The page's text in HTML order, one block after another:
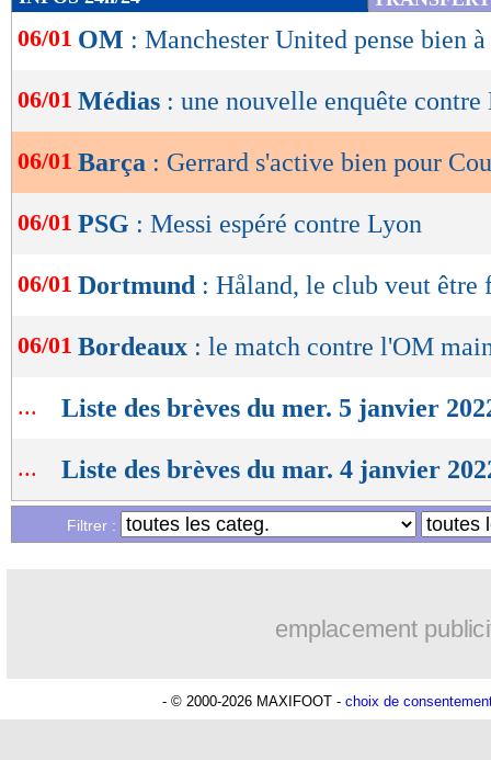
de
lecture
OK
06/01 OM : Manchester United pense bien
06/01 Médias : une nouvelle enquête contre
06/01 Barça : Gerrard s'active bien pour
06/01 PSG : Messi espéré contre Lyon
06/01 Dortmund : Håland, le club veut être
06/01 Bordeaux : le match contre l'OM
... Liste des brèves du mer. 5 janvier
... Liste des brèves du mar. 4 janvier
Filtrer :
emplacement
- © 2000-2026 MAXIFOOT - choix de